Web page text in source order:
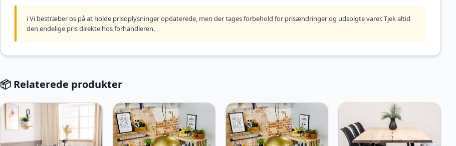
ℹ️ Vi bestræber os på at holde prisoplysninger opdaterede, men der tages forbehold for prisændringer og udsolgte varer. Tjek altid
den endelige pris direkte hos forhandleren.
📦 Relaterede produkter